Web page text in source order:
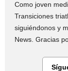
Como joven
Transiciones
siguiéndonos y
News. Gracias